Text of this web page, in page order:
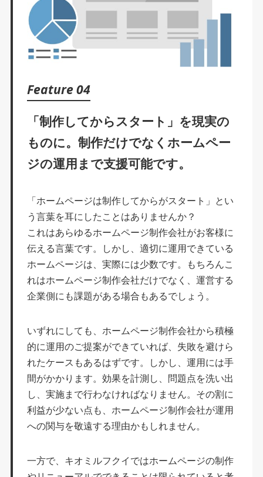
Feature 04
「制作してからスタート」を現実の
ものに。 制作だけでなくホームペー
ジの運用まで支援可能です。
「ホームページは制作してからがスタート」とい
う言葉を耳にしたことはありませんか？
これはあらゆるホームページ制作会社がお客様に
伝える言葉です。しかし、適切に運用できている
ホームページは、実際には少数です。もちろんこ
れはホームページ制作会社だけでなく、運営する
企業側にも課題がある場合もあるでしょう。
いずれにしても、ホームページ制作会社から積極
的に運用のご提案ができていれば、失敗を避けら
れたケースもあるはずです。しかし、運用には手
間がかかります。効果を計測し、問題点を洗い出
し、実施まで行わなければなりません。その割に
利益が少ない点も、ホームページ制作会社が運用
への関与を敬遠する理由かもしれません。
一方で、キオミルフクイではホームページの制作